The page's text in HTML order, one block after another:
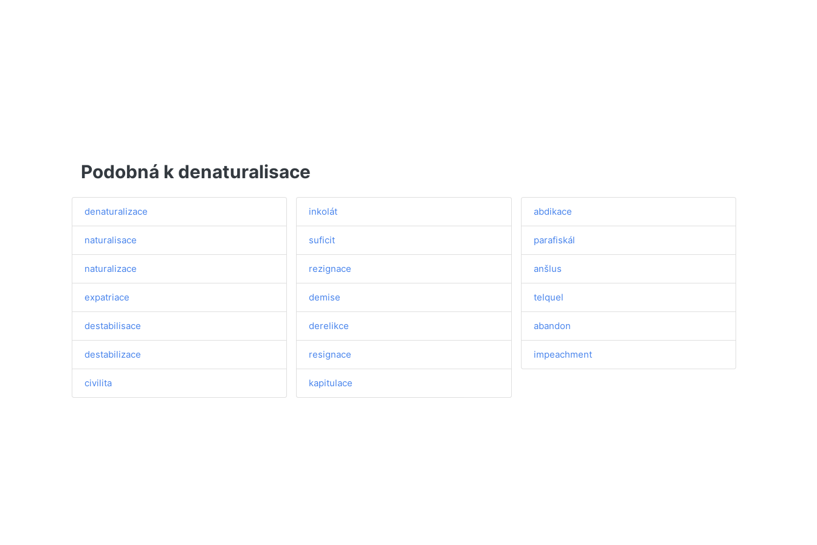
Podobná k denaturalisace
denaturalizace
naturalisace
naturalizace
expatriace
destabilisace
destabilizace
civilita
inkolát
suficit
rezignace
demise
derelikce
resignace
kapitulace
abdikace
parafiskál
anšlus
telquel
abandon
impeachment